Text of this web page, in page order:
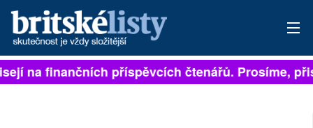
PŘIHLÁSIT
na finančních příspěvcích čtenářů. Prosíme,